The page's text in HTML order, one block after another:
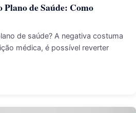
Plano de Saúde: Como
de saúde? A negativa costuma
médica, é possível reverter